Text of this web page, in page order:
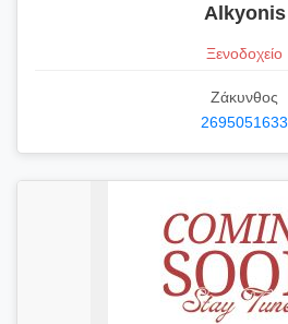
Alkyonis
Ξενοδοχείο
Ζάκυνθος
2695051633